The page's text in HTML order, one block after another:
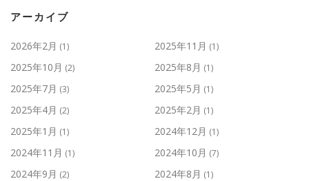
アーカイブ
2026年2月 (1) 2025年11月 (1)
2025年10月 (2) 2025年8月 (1)
2025年7月 (3) 2025年5月 (1)
2025年4月 (2) 2025年2月 (1)
2025年1月 (1) 2024年12月 (1)
2024年11月 (1) 2024年10月 (7)
2024年9月 (2) 2024年8月 (1)